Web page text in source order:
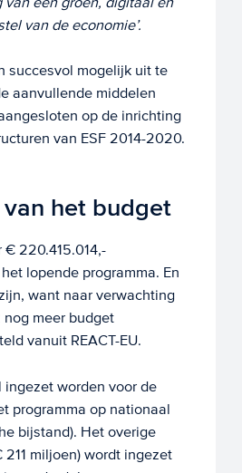
van de economie’.
succesvol mogelijk uit te
aanvullende middelen
op de inrichting
van ESF 2014-2020.
het budget
220.415.014,-
lopende programma. En
want naar verwachting
meer budget
vanuit REACT-EU.
ingezet worden voor de
programma op nationaal
bijstand). Het overige
miljoen) wordt ingezet